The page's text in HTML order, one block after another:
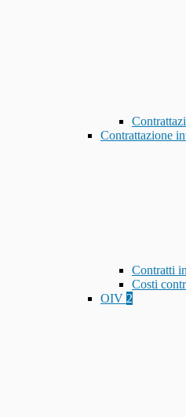
Contrattazione
Contratti
Costi
OIV 2